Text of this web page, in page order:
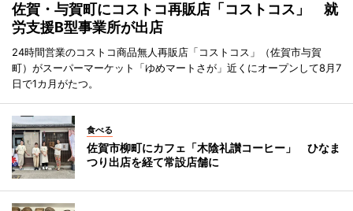
佐賀・与賀町にコストコ再販店「コストコス」 就
労支援B型事業所が出店
24時間営業のコストコ商品無人再販店「コストコス」（佐賀市与賀
町）がスーパーマーケット「ゆめマートさが」近くにオープンして8月7
日で1カ月がたつ。
食べる
佐賀市柳町にカフェ「木陰礼讃コーヒー」 ひなま
つり出店を経て常設店舗に